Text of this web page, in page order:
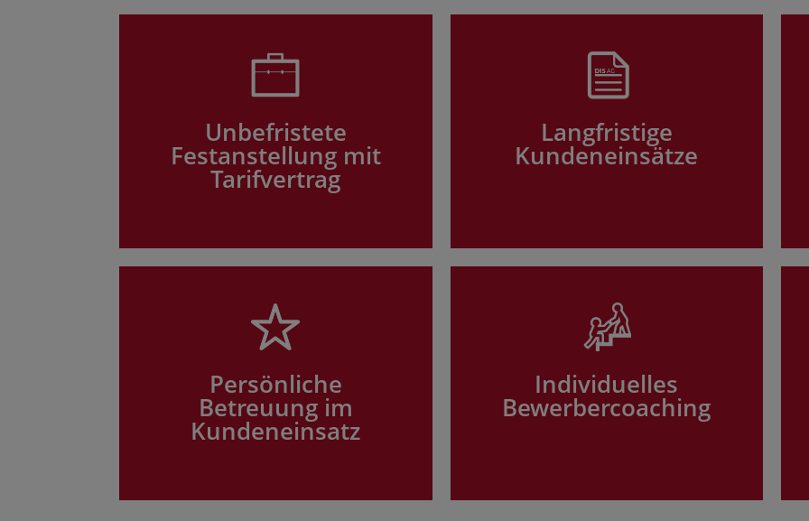
Unbefristete
Festanstellung mit
Tarifvertrag
Langfristige
Kundeneinsätze
Persönliche
Betreuung im
Kundeneinsatz
Individuelles
Bewerbercoaching